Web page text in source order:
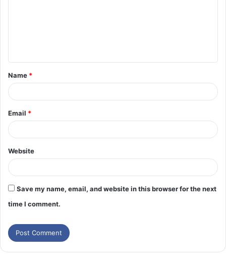
Name *
Email *
Website
Save my name, email, and website in this browser for the next
time I comment.